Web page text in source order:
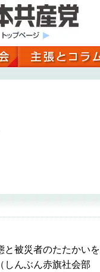
被災者のたたかいを
んぶん赤旗社会部